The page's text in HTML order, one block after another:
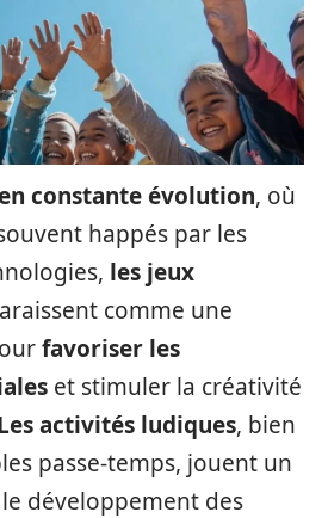
constante évolution, où
happés par les
les jeux
comme une
favoriser les
et stimuler la créativité
activités ludiques, bien
passe-temps, jouent un
développement des